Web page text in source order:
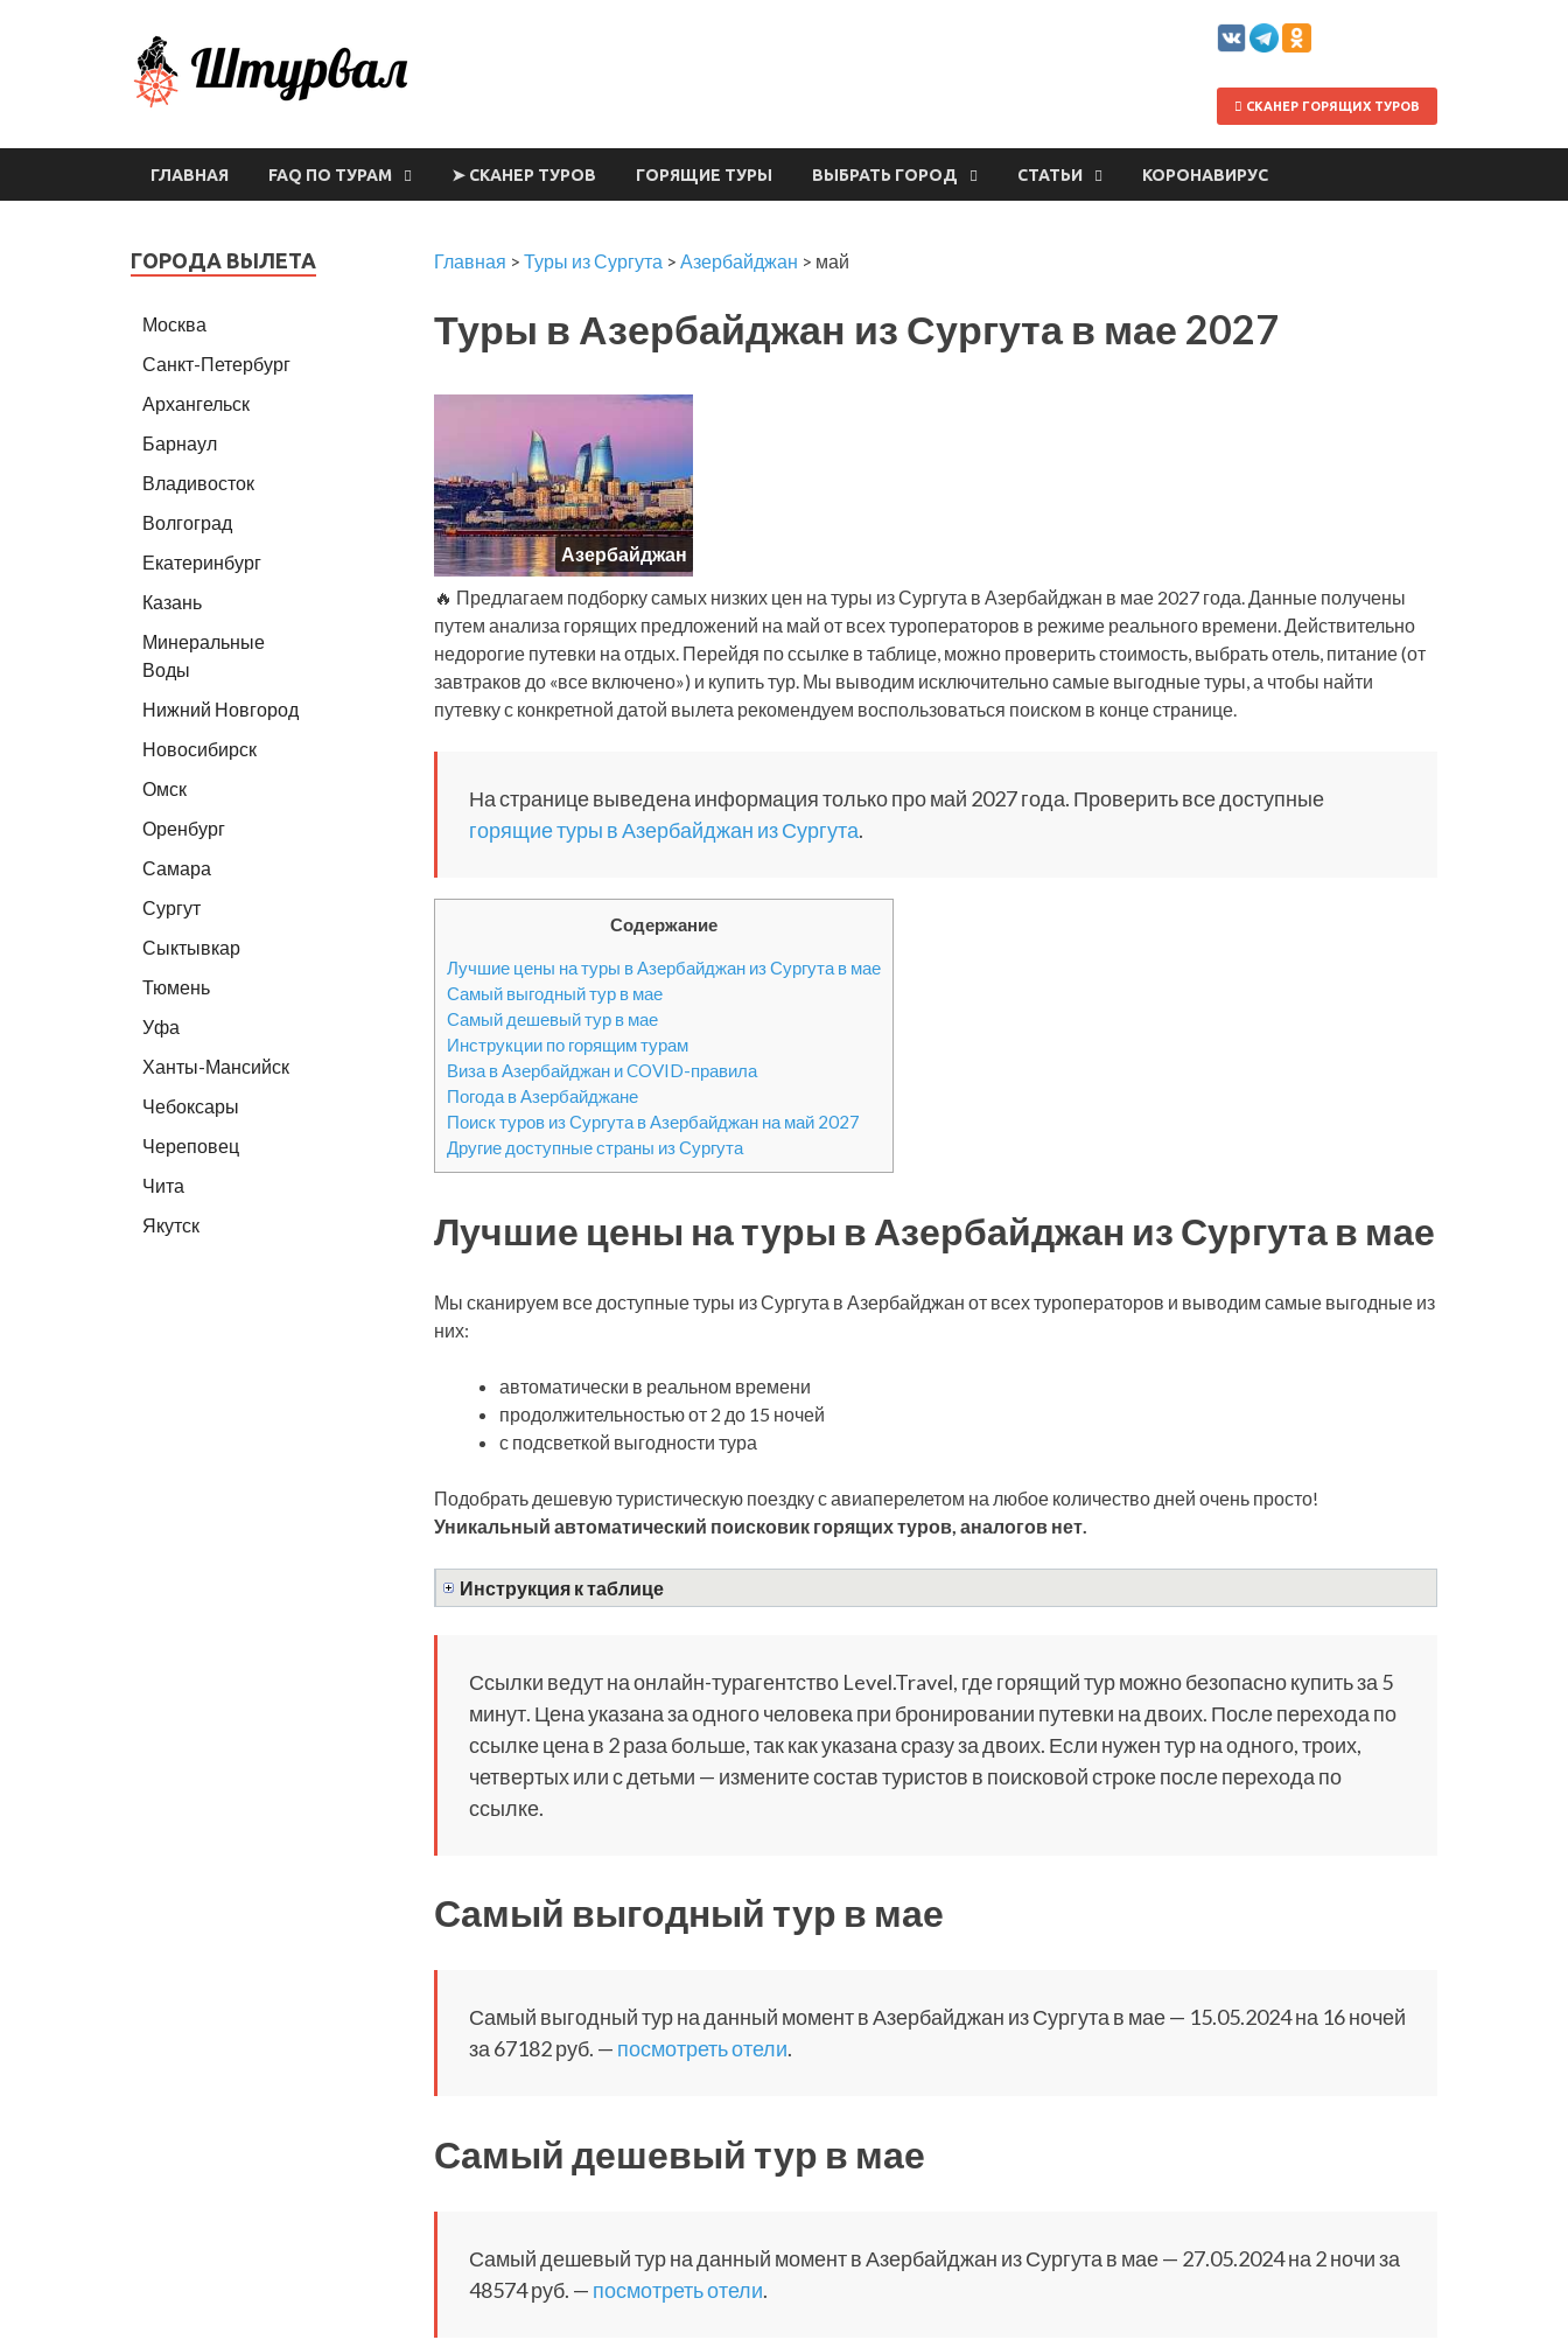
СКАНЕР ГОРЯЩИХ ТУРОВ
ГЛАВНАЯ FAQ ПО ТУРАМ ➤ СКАНЕР ТУРОВ ГОРЯЩИЕ ТУРЫ ВЫБРАТЬ ГОРОД СТАТЬИ КОРОНАВИРУС
Главная > Туры из Сургута > Азербайджан > май
Туры в Азербайджан из Сургута в мае 2027
Азербайджан
🔥 Предлагаем подборку самых низких цен на туры из Сургута в Азербайджан в мае 2027 года. Данные получены
путем анализа горящих предложений на май от всех туроператоров в режиме реального времени. Действительно
недорогие путевки на отдых. Перейдя по ссылке в таблице, можно проверить стоимость, выбрать отель, питание (от
завтраков до «все включено») и купить тур. Мы выводим исключительно самые выгодные туры, а чтобы найти
путевку с конкретной датой вылета рекомендуем воспользоваться поиском в конце странице.
На странице выведена информация только про май 2027 года. Проверить все доступные
горящие туры в Азербайджан из Сургута.
Содержание
Лучшие цены на туры в Азербайджан из Сургута в мае
Самый выгодный тур в мае
Самый дешевый тур в мае
Инструкции по горящим турам
Виза в Азербайджан и COVID-правила
Погода в Азербайджане
Поиск туров из Сургута в Азербайджан на май 2027
Другие доступные страны из Сургута
Лучшие цены на туры в Азербайджан из Сургута в мае
Мы сканируем все доступные туры из Сургута в Азербайджан от всех туроператоров и выводим самые выгодные из
них:
автоматически в реальном времени
продолжительностью от 2 до 15 ночей
с подсветкой выгодности тура
Подобрать дешевую туристическую поездку с авиаперелетом на любое количество дней очень просто!
Уникальный автоматический поисковик горящих туров, аналогов нет.
Инструкция к таблице
Ссылки ведут на онлайн-турагентство Level.Travel, где горящий тур можно безопасно купить за 5
минут. Цена указана за одного человека при бронировании путевки на двоих. После перехода по
ссылке цена в 2 раза больше, так как указана сразу за двоих. Если нужен тур на одного, троих,
четвертых или с детьми — измените состав туристов в поисковой строке после перехода по
ссылке.
Самый выгодный тур в мае
Самый выгодный тур на данный момент в Азербайджан из Сургута в мае — 15.05.2024 на 16 ночей
за 67182 руб. — посмотреть отели.
Самый дешевый тур в мае
Самый дешевый тур на данный момент в Азербайджан из Сургута в мае — 27.05.2024 на 2 ночи за
48574 руб. — посмотреть отели.
ГОРОДА ВЫЛЕТА
Москва
Санкт-Петербург
Архангельск
Барнаул
Владивосток
Волгоград
Екатеринбург
Казань
Минеральные
Воды
Нижний Новгород
Новосибирск
Омск
Оренбург
Самара
Сургут
Сыктывкар
Тюмень
Уфа
Ханты-Мансийск
Чебоксары
Череповец
Чита
Якутск